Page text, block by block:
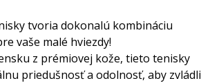
tvoria dokonalú kombináciu
vaše malé hviezdy!
z prémiovej kože, tieto tenisky
priedušnosť a odolnosť, aby zvládli